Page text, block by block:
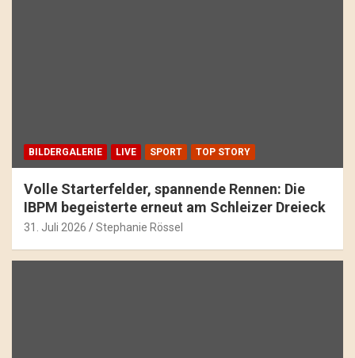
BILDERGALERIE LIVE SPORT TOP STORY
Volle Starterfelder, spannende Rennen: Die
IBPM begeisterte erneut am Schleizer Dreieck
31. Juli 2026 Stephanie Rössel